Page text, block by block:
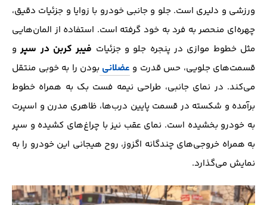
ورزشی و دلیری است. جلو و جانبی خودرو با زوایا و جزئیات دقیق،
چهره‌ای منحصر به فرد به خود گرفته است. استفاده از المان‌هایی
مثل خطوط موازی در پنجره جلو و جزئیات فیبر کربن در سپر و
قسمت‌های جلویی، حس قدرت و عضلانی بودن را به خوبی منتقل
می‌کند. در نمای جانبی، طراحی نیمه فست بک به همراه خطوط
برآمده و شکسته در قسمت پایین درب‌ها، ظاهری مدرن و اسپرت
به خودرو بخشیده است. نمای عقب نیز با چراغ‌های کشیده و سپر
به همراه خروجی‌های چندگانه اگزوز، روح هیجانی این خودرو را به
نمایش می‌گذارد.